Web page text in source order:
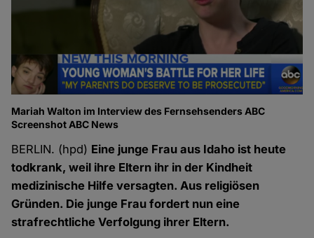
Mariah Walton im Interview des Fernsehsenders ABC
Screenshot ABC News
BERLIN. (hpd) Eine junge Frau aus Idaho ist heute
todkrank, weil ihre Eltern ihr in der Kindheit
medizinische Hilfe versagten. Aus religiösen
Gründen. Die junge Frau fordert nun eine
strafrechtliche Verfolgung ihrer Eltern.